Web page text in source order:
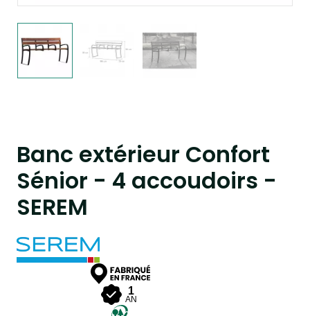
Banc extérieur Confort
Sénior - 4 accoudoirs -
SEREM
1
AN